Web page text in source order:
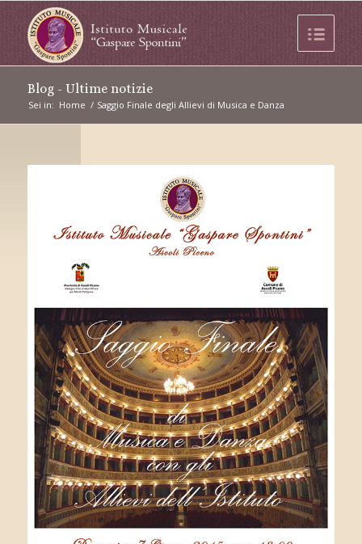
Blog - Ultime notizie
Sei in: Home / Saggio Finale degli Allievi di Musica e Danza